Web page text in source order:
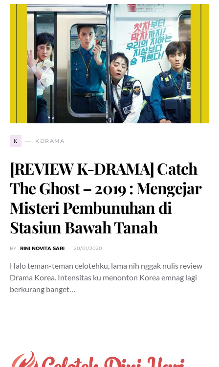
K KDRAMA
[REVIEW K-DRAMA] Catch
The Ghost – 2019 : Mengejar
Misteri Pembunuhan di
Stasiun Bawah Tanah
BY RINI NOVITA SARI 20/01/2020
Halo teman-teman celotehku, lama nih nggak nulis review
Drama Korea. Intensitas ku menonton Korea emnag lagi
berkurang banget…